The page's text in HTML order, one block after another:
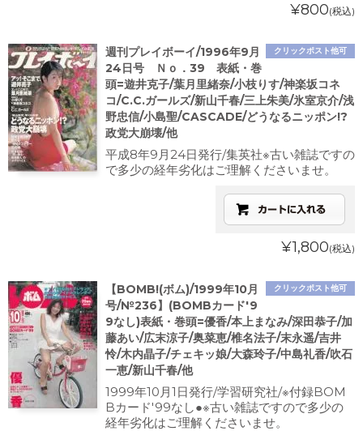
¥800(税込)
クリックポスト他可
週刊プレイボーイ/1996年9月
24日号 Ｎｏ．39 表紙・巻
頭=遊井克子/葉月里緒奈/小枝りす/神楽坂コネ
コ/C.C.ガールズ/新山千春/三上朱美/氷室京介/浅
野忠信/小島聖/CASCADE/どうなるニッポン!?
政党大崩壊/他
平成8年9月24日発行/集英社※古い雑誌ですの
で多少の経年劣化はご理解くださいませ。
¥1,800(税込)
クリックポスト他可
【BOMB!(ボム)/1999年10月
号/№236】(BOMBカード'9
9なし)表紙・巻頭=優香/本上まなみ/深田恭子/加
藤あい/広末涼子/奥菜恵/椎名法子/末永遥/吉井
怜/木内晶子/チェキッ娘/大森玲子/中島礼香/吹石
一恵/新山千春/他
1999年10月1日発行/学習研究社/※付録BOM
Bカード'99なし●※古い雑誌ですので多少の
経年劣化はご理解くださいませ。